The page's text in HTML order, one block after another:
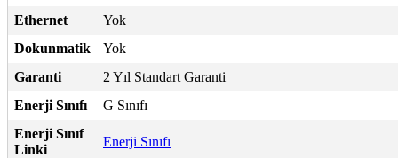
Ethernet
Yok
Dokunmatik
Yok
Garanti
2 Yıl Standart Garanti
Enerji Sınıfı
G Sınıfı
Enerji Sınıf
Linki
Enerji Sınıfı